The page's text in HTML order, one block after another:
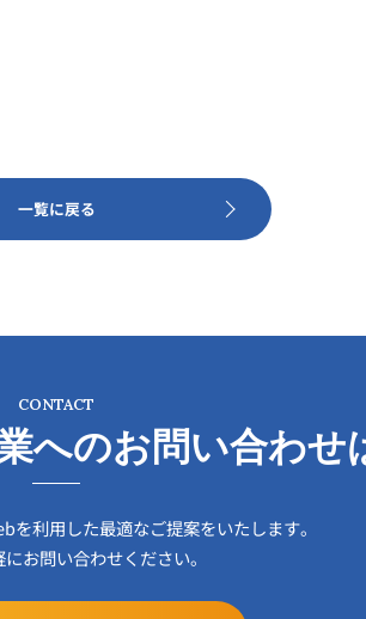
一覧に戻る
CONTACT
へのお問い合わせ
を利用した最適なご提案をいたします。
お問い合わせください。